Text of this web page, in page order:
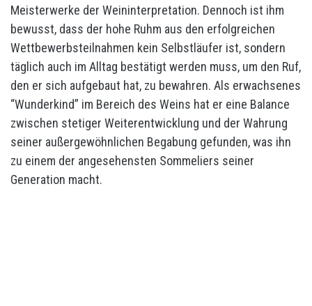
Meisterwerke der Weininterpretation. Dennoch ist ihm
bewusst, dass der hohe Ruhm aus den erfolgreichen
Wettbewerbsteilnahmen kein Selbstläufer ist, sondern
täglich auch im Alltag bestätigt werden muss, um den Ruf,
den er sich aufgebaut hat, zu bewahren. Als erwachsenes
“Wunderkind” im Bereich des Weins hat er eine Balance
zwischen stetiger Weiterentwicklung und der Wahrung
seiner außergewöhnlichen Begabung gefunden, was ihn
zu einem der angesehensten Sommeliers seiner
Generation macht.